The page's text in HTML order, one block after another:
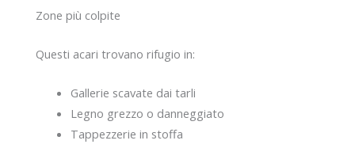
Zone più colpite
Questi acari trovano rifugio in:
Gallerie scavate dai tarli
Legno grezzo o danneggiato
Tappezzerie in stoffa